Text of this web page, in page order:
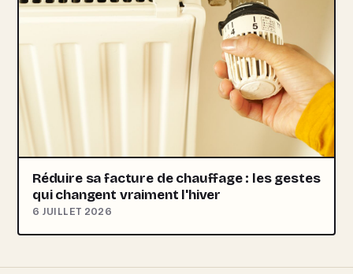
Réduire sa facture de chauffage : les gestes
qui changent vraiment l'hiver
6 JUILLET 2026